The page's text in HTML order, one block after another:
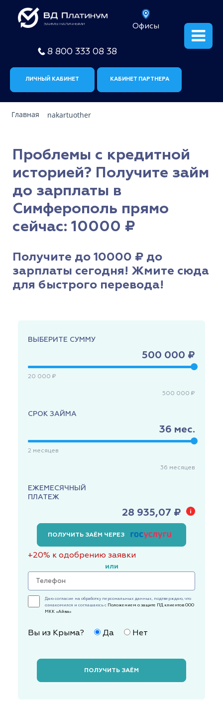
Офисы
8 800 333 08 38
ЛИЧНЫЙ КАБИНЕТ КАБИНЕТ ПАРТНЕРА
Главная nakartuother
Проблемы с кредитной
историей? Получите займ
до зарплаты в
Симферополь прямо
сейчас: 10000 ₽
Получите до 10000 ₽ до
зарплаты сегодня! Жмите сюда
для быстрого перевода!
ВЫБЕРИТЕ СУММУ
500 000 ₽
20 000 ₽
500 000 ₽
СРОК ЗАЙМА
36 мес.
2 месяцев
36 месяцев
ЕЖЕМЕСЯЧНЫЙ
ПЛАТЕЖ
28 935,07 ₽
ПОЛУЧИТЬ ЗАЁМ ЧЕРЕЗ
+20% к одобрению заявки
или
Даю согласие на обработку персональных данных, подтверждаю, что
ознакомился и соглашаюсь с Положением о защите ПД клиентов ООО
МКК «Айва»
Вы из Крыма? Да Нет
ПОЛУЧИТЬ ЗАЁМ